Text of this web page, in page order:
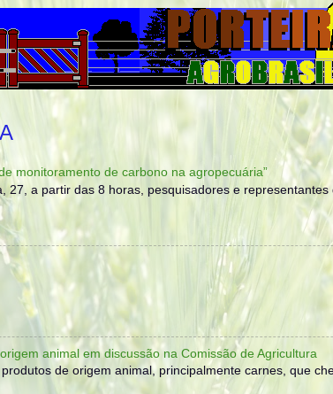
monitoramento de carbono na agropecuária”
27, a partir das 8 horas, pesquisadores e
animal em discussão na Comissão de Agricultura
de origem animal, principalmente carnes, que